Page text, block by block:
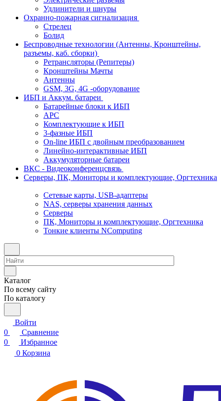
Удлинители и шнуры
Охранно-пожарная сигнализация
Стрелец
Болид
Беспроводные технологии (Антенны, Кронштейны,
разъемы, каб. сборки)
Ретрансляторы (Репитеры)
Кронштейны Мачты
Антенны
GSM, 3G, 4G -оборудование
ИБП и Аккум. батареи
Батарейные блоки к ИБП
APC
Комплектующие к ИБП
3-фазные ИБП
On-line ИБП с двойным преобразованием
Линейно-интерактивные ИБП
Аккумуляторные батареи
ВКС - Видеоконференцсвязь
Серверы, ПК, Мониторы и комплектующие, Оргтехника
Сетевые карты, USB-адаптеры
NAS, серверы хранения данных
Серверы
ПК, Мониторы и комплектующие, Оргтехника
Тонкие клиенты NComputing
Каталог
По всему сайту
По каталогу
Войти
0
Сравнение
0
Избранное
0 Корзина